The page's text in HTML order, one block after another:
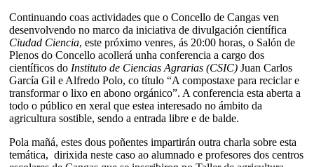
Continuando coas actividades que o Concello de Cangas ven
desenvolvendo no marco da iniciativa de divulgación científica
Ciudad Ciencia, este próximo venres, ás 20:00 horas, o Salón de
Plenos do Concello acollerá unha conferencia a cargo dos
científicos do Instituto de Ciencias Agrarias (CSIC) Juan Carlos
García Gil e Alfredo Polo, co título “A compostaxe para reciclar e
transformar o lixo en abono orgánico”. A conferencia esta aberta a
todo o público en xeral que estea interesado no ámbito da
agricultura sostible, sendo a entrada libre e de balde.
Pola mañá, estes dous poñentes impartirán outra charla sobre esta
temática, dirixida neste caso ao alumnado e profesores dos centros